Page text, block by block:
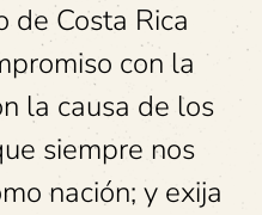
de Costa Rica
con la
la causa de los
siempre nos
nación; y exija